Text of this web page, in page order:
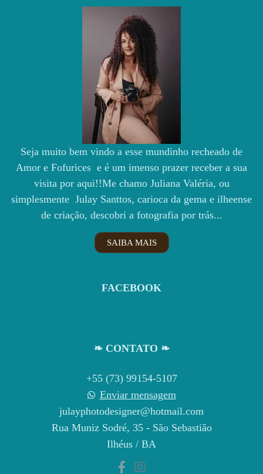
Seja muito bem vindo a esse mundinho recheado de
Amor e Fofurices e é um imenso prazer receber a sua
visita por aqui!!Me chamo Juliana Valéria, ou
simplesmente Julay Santtos, carioca da gema e ilheense
de criação, descobri a fotografia por trás...
SAIBA MAIS
FACEBOOK
❧ CONTATO ❧
+55 (73) 99154-5107
Enviar mensagem
julayphotodesigner@hotmail.com
Rua Muniz Sodré, 35 - São Sebastião
Ilhéus / BA